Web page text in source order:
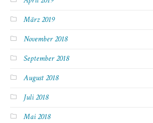
März 2019
November 2018
September 2018
August 2018
Juli 2018
Mai 2018